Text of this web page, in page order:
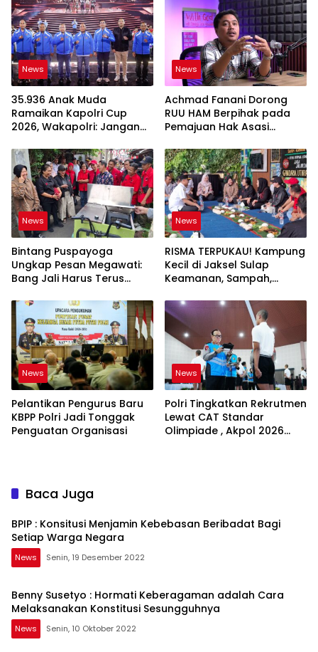
News
35.936 Anak Muda
Ramaikan Kapolri Cup
2026, Wakapolri: Jangan
News
Achmad Fanani Dorong
RUU HAM Berpihak pada
Pemajuan Hak Asasi
News
Bintang Puspayoga
Ungkap Pesan Megawati:
Bang Jali Harus Terus
Dikembangkan
News
RISMA TERPUKAU! Kampung
Kecil di Jaksel Sulap
Keamanan, Sampah,
Jadi Satu Sistem
News
Pelantikan Pengurus Baru
KBPP Polri Jadi Tonggak
Penguatan Organisasi
News
Polri Tingkatkan Rekrutmen
Lewat CAT Standar
Olimpiade , Akpol 2026
Baca Juga
BPIP : Konsitusi Menjamin Kebebasan Beribadat Bagi
Setiap Warga Negara
News Senin, 19 Desember 2022
Benny Susetyo : Hormati Keberagaman adalah Cara
Melaksanakan Konstitusi Sesungguhnya
News Senin, 10 Oktober 2022